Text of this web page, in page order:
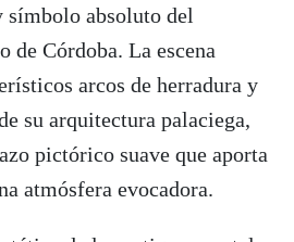
absoluto del
de Córdoba. La escena
arcos de herradura y
su arquitectura palaciega,
pictórico suave que aporta
atmósfera evocadora.